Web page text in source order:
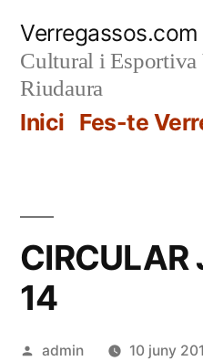
contingut
Verregassos.com
Cultural i Esportiva
Riudaura
Inici Fes-te
CIRCULAR
14
Publicat
admin 10 juny